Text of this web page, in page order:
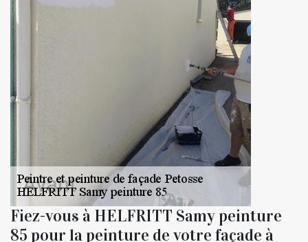
Fiez-vous à HELFRITT Samy peinture
85 pour la peinture de votre façade à